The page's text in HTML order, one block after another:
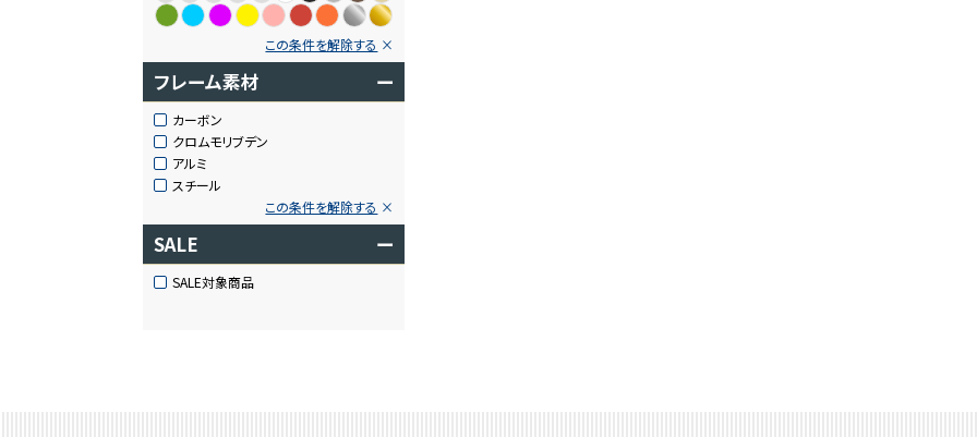
この条件を解除する
フレーム素材 ー
カーボン
クロムモリブデン
アルミ
スチール
この条件を解除する
SALE ー
SALE対象商品